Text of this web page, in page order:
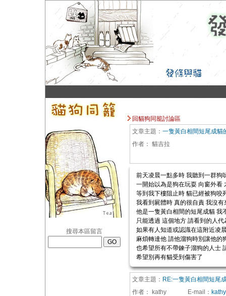
搜尋本區留言
回貓狗同籠討論區
文章主題： 一隻黃白相間短尾成貓
作者： 貓吉拉
前天凌晨一點多時 我聽到一群狗
一開始以為是狗在玩耍 向窗外看
等到我下樓阻止時 貓已經被狗咬
我看到屍體時 真的很自責 我沒
他是一隻黃白相間的短尾成貓 我
只能透過 這個地方 請看到的人代
如果有人知道或認識在這附近凌
麻煩轉達他 請他溜狗時別讓他的
也希望所有不帶鍊子溜狗的人士
希望別再有貓受到傷害了
文章主題： RE:一隻黃白相間短尾
作者：
kathy E-mail ：